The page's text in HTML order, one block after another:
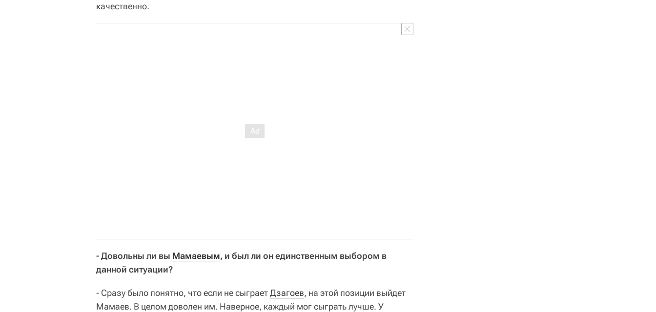
качественно.
- Довольны ли вы Мамаевым, и был ли он единственным выбором в
данной ситуации?
- Сразу было понятно, что если не сыграетДзагоев, на этой позиции выйдет
Мамаев. В целом доволен им. Наверное, каждый мог сыграть лучше. У